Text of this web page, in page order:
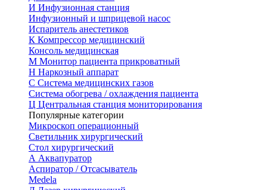
И Инфузионная станция
Инфузионный и шприцевой насос
Испаритель анестетиков
К Компрессор медицинский
Консоль медицинская
М Монитор пациента прикроватный
Н Наркозный аппарат
С Система медицинских газов
Система обогрева / охлаждения пациента
Ц Центральная станция мониторирования
Популярные категории
Микроскоп операционный
Светильник хирургический
Стол хирургический
А Аквапуратор
Аспиратор / Отсасыватель
Medela